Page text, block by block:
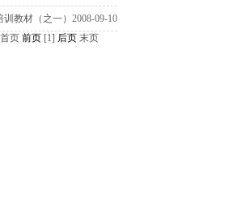
2008-09-10
教材（之一）
首页前页 [1] 后页 末页